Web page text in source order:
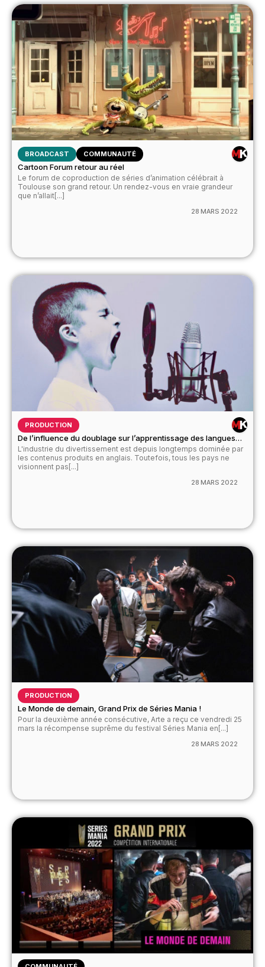
BROADCAST COMMUNAUTÉ
Cartoon Forum retour au réel
Le forum de coproduction de séries d’animation célébrait à
Toulouse son grand retour. Un rendez-vous en vraie grandeur
que n’allait[...]
28 MARS 2022
PRODUCTION
De l’influence du doublage sur l’apprentissage des langues…
L'industrie du divertissement est depuis longtemps dominée par
les contenus produits en anglais. Toutefois, tous les pays ne
visionnent pas[...]
28 MARS 2022
PRODUCTION
Le Monde de demain, Grand Prix de Séries Mania !
Pour la deuxième année consécutive, Arte a reçu ce vendredi 25
mars la récompense suprême du festival Séries Mania en[...]
28 MARS 2022